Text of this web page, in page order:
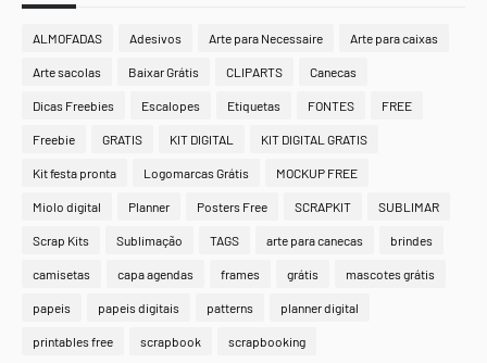
ALMOFADAS Adesivos Arte para Necessaire Arte para caixas
Arte sacolas Baixar Grátis CLIPARTS Canecas
Dicas Freebies Escalopes Etiquetas FONTES FREE
Freebie GRATIS KIT DIGITAL KIT DIGITAL GRATIS
Kit festa pronta Logomarcas Grátis MOCKUP FREE
Miolo digital Planner Posters Free SCRAPKIT SUBLIMAR
Scrap Kits Sublimação TAGS arte para canecas brindes
camisetas capa agendas frames grátis mascotes grátis
papeis papeis digitais patterns planner digital
printables free scrapbook scrapbooking